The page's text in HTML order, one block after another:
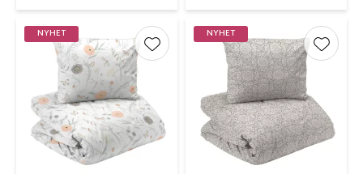
NYHET
Lägg till i favoriter
NYHET
Lägg